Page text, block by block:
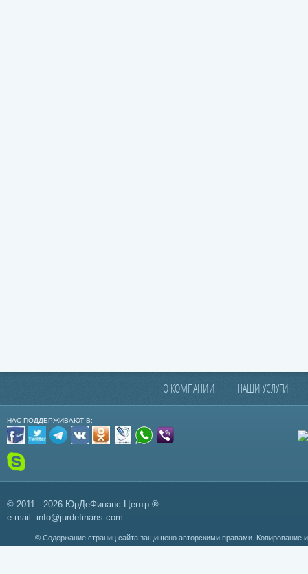
О КОМПАНИИ НАШИ УСЛУГИ
© 2011 - 2026 ЮрДеФинанс Центр ®
e-mail: info@jurdefinans.com
© Содержание страниц сайта защищено авторскими правами.
НАС ПОДДЕРЖИВАЮТ В: